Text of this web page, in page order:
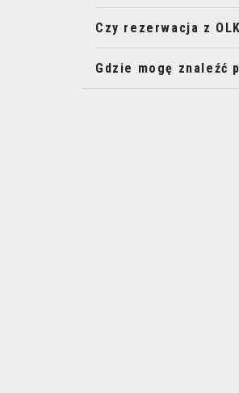
Czy rezerwacja z
Gdzie mogę znaleźć